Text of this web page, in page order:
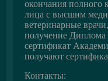
окончания полного
лица с высшим
ветеринарные
получение
сертификат
получают
Контакты: